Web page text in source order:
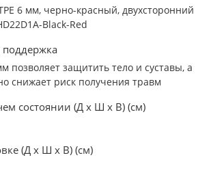
6 мм, черно-красный, двухсторонний
Black-Red
поддержка
позволяет защитить тело и суставы, а
снижает риск получения травм
состоянии (Д х Ш х В) (см)
(Д х Ш х В) (см)